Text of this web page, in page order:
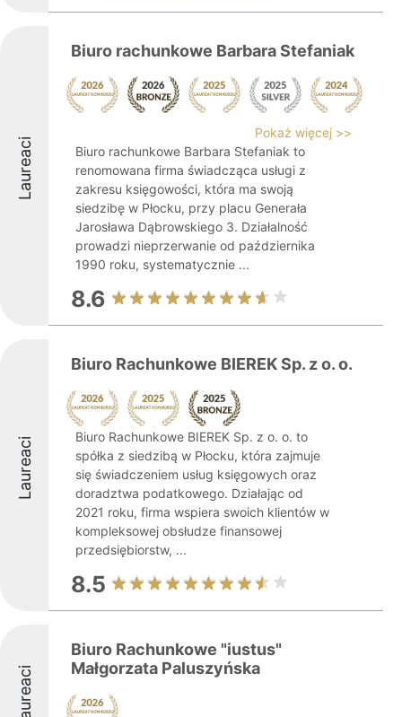
Laureaci
Biuro rachunkowe Barbara Stefaniak
Pokaż więcej >>
Biuro rachunkowe Barbara Stefaniak to
renomowana firma świadcząca usługi z
zakresu księgowości, która ma swoją
siedzibę w Płocku, przy placu Generała
Jarosława Dąbrowskiego 3. Działalność
prowadzi nieprzerwanie od października
1990 roku, systematycznie ...
8.6
Laureaci
Biuro Rachunkowe BIEREK Sp. z o. o.
Biuro Rachunkowe BIEREK Sp. z o. o. to
spółka z siedzibą w Płocku, która zajmuje
się świadczeniem usług księgowych oraz
doradztwa podatkowego. Działając od
2021 roku, firma wspiera swoich klientów w
kompleksowej obsłudze finansowej
przedsiębiorstw, ...
8.5
Laureaci
Biuro Rachunkowe "iustus"
Małgorzata Paluszyńska